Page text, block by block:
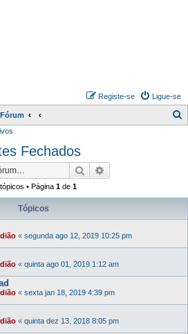
Ligue-se
Registe-se
i
r
Fechados
Pesquisar
• Página 1 de 1
Tópicos
« segunda ago 12, 2019 10:25 pm
« quinta ago 01, 2019 1:12 am
« sexta jan 18, 2019 4:39 pm
« quinta dez 13, 2018 8:05 pm